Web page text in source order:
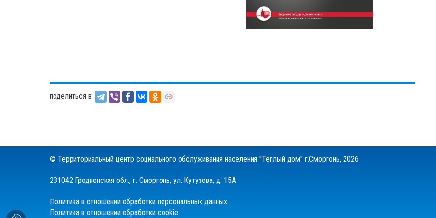
поделиться в:
© Территориальный центр социального обслуживания населения "Теплый дом" г.Сморгонь, 2026
231042 Гродненская обл., г. Сморгонь, ул. Кутузова, д. 15А
Политика в отношении обработки персональных данных
Политика в отношении обработки cookie